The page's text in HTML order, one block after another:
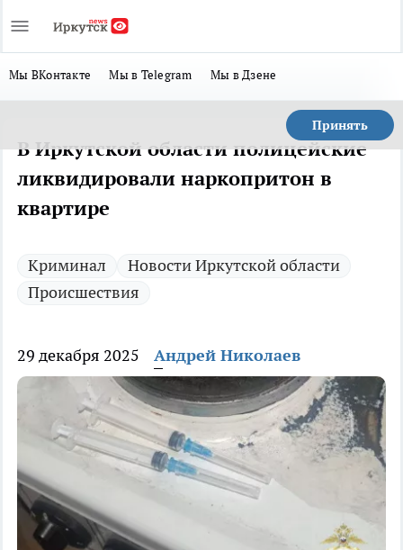
Мы ВКонтакте Мы в Telegram Мы в Дзене
Принять
В Иркутской области полицейские
ликвидировали наркопритон в
квартире
Криминал
Новости Иркутской области
Происшествия
29 декабря 2025 Андрей Николаев